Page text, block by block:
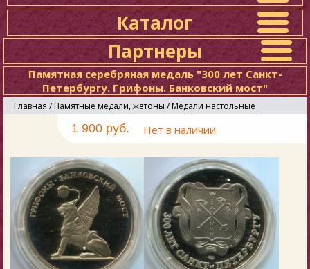
Каталог
Партнеры
Памятная серебряная медаль "300 лет Санкт-
Петербургу. Грифоны. Банковский мост"
Главная / Памятные медали, жетоны / Медали настольные
1 900 руб. Нет в наличии